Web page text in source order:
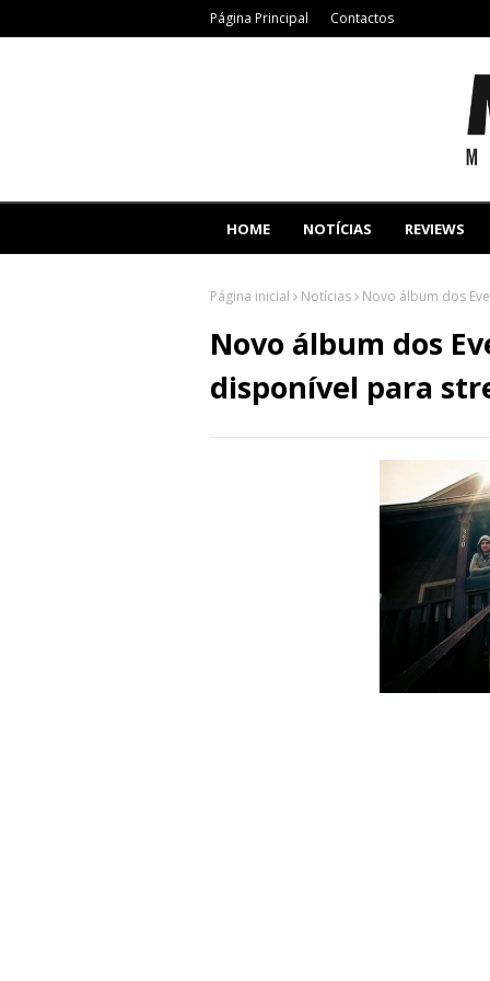
Página Principal Contactos
HOME NOTÍCIAS REVIEWS
Página inicial Notícias Novo álbum dos
Novo álbum dos
disponível para